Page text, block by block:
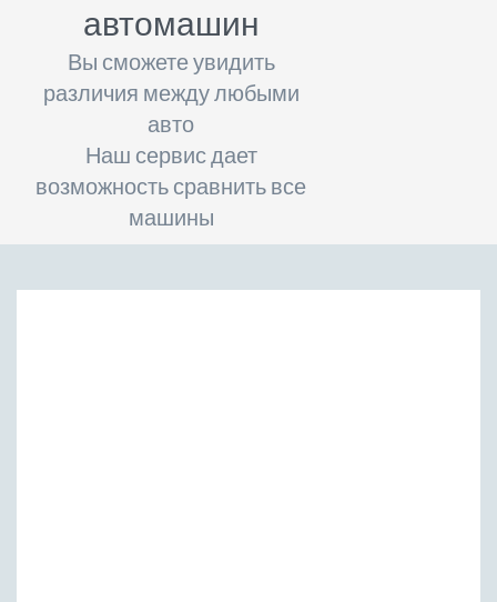
автомашин
Вы сможете увидить
различия между любыми
авто
Наш сервис дает
возможность сравнить все
машины